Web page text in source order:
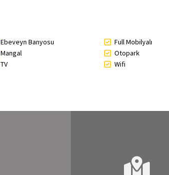
Ebeveyn Banyosu
Full Mobilyalı
Mangal
Otopark
TV Wifi